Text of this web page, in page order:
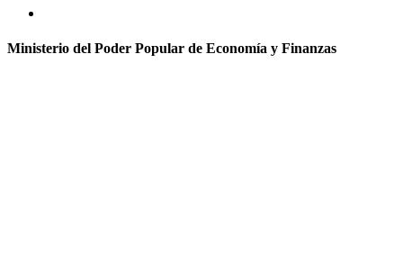
Ministerio del Poder Popular de Economía y Finanzas